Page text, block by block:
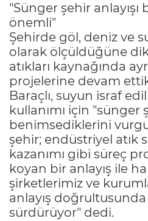
"Sünger şehir
önemli"
Şehirde göl, deniz ve
olarak ölçüldüğüne
atıkları kaynağında
projelerine devam
Baraçlı, suyun israf
kullanımı için "sünger
benimsediklerini
şehir; endüstriyel atık
kazanımı gibi süreç
koyan bir anlayış ile
şirketlerimiz ve
anlayış doğrultusunda
sürdürüyor" dedi.